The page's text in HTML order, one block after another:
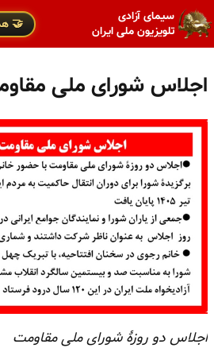
سیمای آزادی
تلویزیون ملی ایران
🤝
اجلاس شورای ملی
اجلاس دو روزهٔ شورای ملی مقاومت